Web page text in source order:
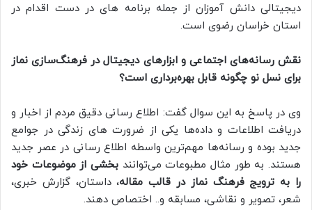
دیجیتالی دانش آموزان از جمله برنامه های در دست اقدام در
استان خراسان رضوی است.
نقش رسانه‌های اجتماعی و ابزارهای دیجیتال در فرهنگ‌سازی نماز
برای نسل نو چگونه قابل بهره‌برداری است؟
وی در پاسخ به این سوال گفت: اطلاع رسانی دقیق مردم از اخبار و
دریافت اطلاعات و داده‌ها یکی از ضرورت‌ های زندگی در جوامع
جدید بوده و رسانه‌ها مهم‌ترین واسطه اطلاع‌ رسانی در عصر جدید
هستند. به طور مثال مطبوعات می‌توانند بخشی از موضوعات خود
را به ترویج فرهنگ نماز در قالب مقاله، داستان، گزارش خبری،
شعر، تصویر و نقاشی، مسابقه و.. اختصاص دهند.